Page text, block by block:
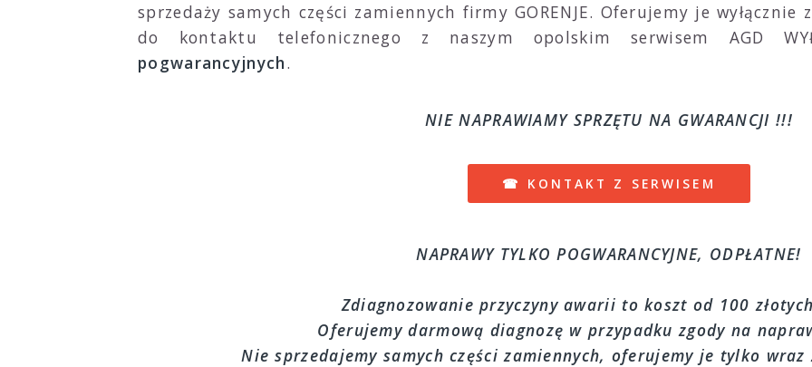
sprzedaży samych części zamiennych firmy GORENJE. Oferujemy je wyłącznie
do kontaktu telefonicznego z naszym opolskim serwisem AGD
pogwarancyjnych.
NIE NAPRAWIAMY SPRZĘTU NA GWARANCJI !!!
☎ KONTAKT Z SERWISEM
NAPRAWY TYLKO POGWARANCYJNE, ODPŁATNE!
Zdiagnozowanie przyczyny awarii to koszt od 100
Oferujemy darmową diagnozę w przypadku zgody na
Nie sprzedajemy samych części zamiennych, oferujemy je tylko wraz